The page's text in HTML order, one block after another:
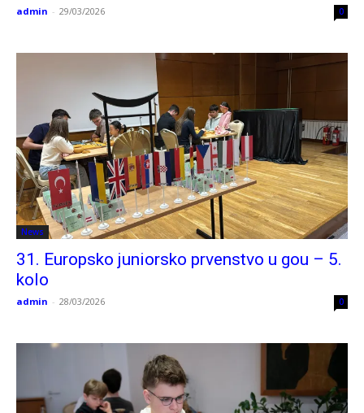
admin - 29/03/2026 0
News
31. Europsko juniorsko prvenstvo u gou – 5.
kolo
admin - 28/03/2026 0